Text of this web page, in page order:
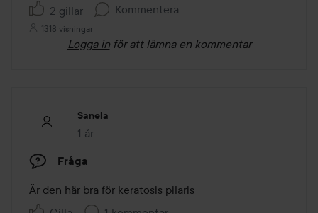
2 gillar Kommentera
1318 visningar
Logga in för att lämna en kommentar
Sanela
1 år
Inlägget skapades 1 år
Fråga
Är den här bra för keratosis pilaris